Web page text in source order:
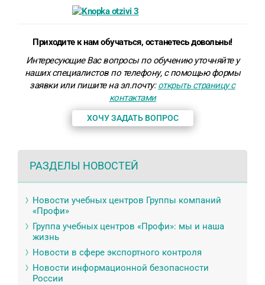
Приходите к нам обучаться, останетесь довольны!
Интересующие Вас вопросы по обучению уточняйте у
наших специалистов по телефону, с помощью формы
заявки или пишите на эл.почту:открыть страницу с
контактами
ХОЧУ ЗАДАТЬ ВОПРОС
РАЗДЕЛЫ НОВОСТЕЙ
Новости учебных центров Группы компаний
«Профи»
Группа учебных центров «Профи»: мы и наша
жизнь
Новости в сфере экспортного контроля
Новости информационной безопасности
России